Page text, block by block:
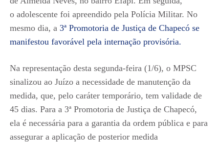
o adolescente foi apreendido pela Polícia Militar. No
mesmo dia, a 3ª Promotoria de Justiça de Chapecó se
manifestou favorável pela internação provisória.
Na representação desta segunda-feira (1/6), o MPSC
sinalizou ao Juízo a necessidade de manutenção da
medida, que, pelo caráter temporário, tem validade de
45 dias. Para a 3ª Promotoria de Justiça de Chapecó,
ela é necessária para a garantia da ordem pública e para
assegurar a aplicação de posterior medida